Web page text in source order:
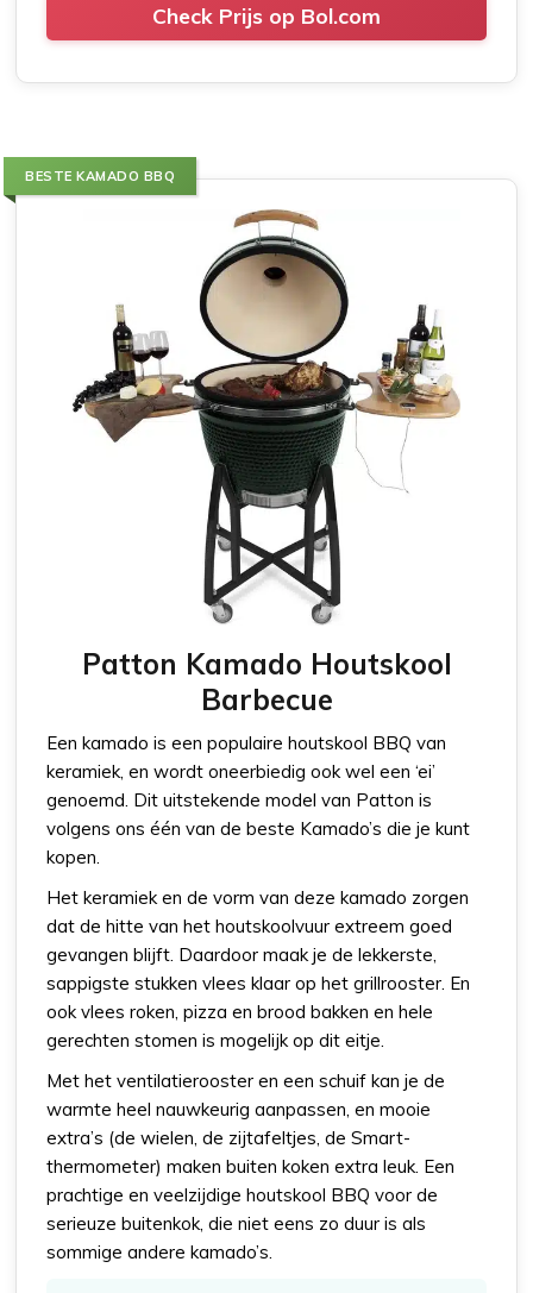
Check Prijs op Bol.com
BESTE KAMADO BBQ
Patton Kamado Houtskool
Barbecue
Een kamado is een populaire houtskool BBQ van
keramiek, en wordt oneerbiedig ook wel een ‘ei’
genoemd. Dit uitstekende model van Patton is
volgens ons één van de beste Kamado’s die je kunt
kopen.
Het keramiek en de vorm van deze kamado zorgen
dat de hitte van het houtskoolvuur extreem goed
gevangen blijft. Daardoor maak je de lekkerste,
sappigste stukken vlees klaar op het grillrooster. En
ook vlees roken, pizza en brood bakken en hele
gerechten stomen is mogelijk op dit eitje.
Met het ventilatierooster en een schuif kan je de
warmte heel nauwkeurig aanpassen, en mooie
extra’s (de wielen, de zijtafeltjes, de Smart-
thermometer) maken buiten koken extra leuk. Een
prachtige en veelzijdige houtskool BBQ voor de
serieuze buitenkok, die niet eens zo duur is als
sommige andere kamado’s.